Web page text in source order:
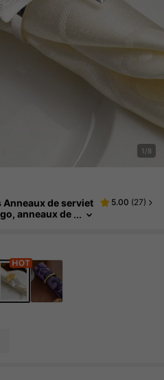
1/8
de serviet
anneaux de
5.00 (27)